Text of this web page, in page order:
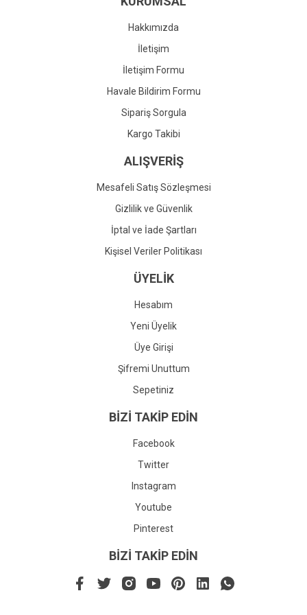
Gönder
Hakkımızda
İletişim
İletişim Formu
Havale Bildirim Formu
Sipariş Sorgula
Kargo Takibi
ALIŞVERİŞ
Mesafeli Satış Sözleşmesi
Gizlilik ve Güvenlik
İptal ve İade Şartları
Kişisel Veriler Politikası
ÜYELİK
Hesabım
Yeni Üyelik
Üye Girişi
Şifremi Unuttum
Sepetiniz
BİZİ TAKİP EDİN
Facebook
Twitter
Instagram
Youtube
Pinterest
BİZİ TAKİP EDİN